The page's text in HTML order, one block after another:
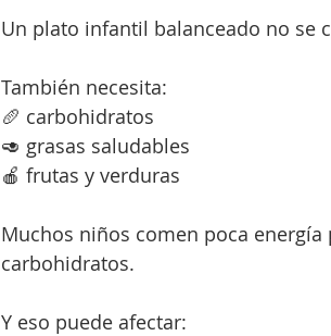
Un plato infantil balanceado no se
También necesita:
🥖 carbohidratos
🥑 grasas saludables
🍎 frutas y verduras
Muchos niños comen poca
carbohidratos.
Y eso puede afectar: